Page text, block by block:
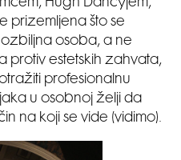
Hugh Dancyjem,
prizemljena što se
osoba, a ne
protiv estetskih zahvata,
profesionalnu
u osobnoj želji da
na koji se vide (vidimo).